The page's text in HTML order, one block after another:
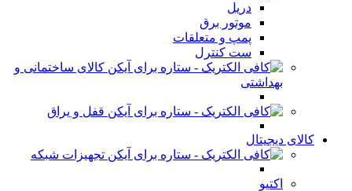
دریل
موتور برق
پمپ و متعلقات
ست کنترل
کالای ساختمانی و
بهداشتی
قفل و یراق
کالای دیجیتال
تجهیزات شبکه
اکتیو